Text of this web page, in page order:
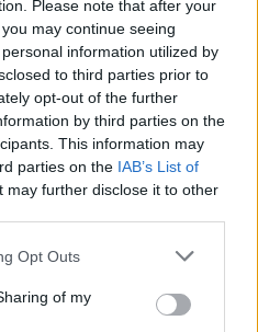
Please note that after your
may continue seeing
information utilized by
to third parties prior to
opt-out of the further
by third parties on the
This information may
parties on the IAB’s List of
may further disclose it to other
Opt Outs
of my
– 6